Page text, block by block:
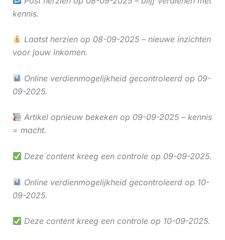
kennis.
Laatst herzien op 08-09-2025 – nieuwe inzichten
voor jouw inkomen.
Online verdienmogelijkheid gecontroleerd op 09-
09-2025.
Artikel opnieuw bekeken op 09-09-2025 – kennis
= macht.
Deze content kreeg een controle op 09-09-2025.
Online verdienmogelijkheid gecontroleerd op 10-
09-2025.
Deze content kreeg een controle op 10-09-2025.